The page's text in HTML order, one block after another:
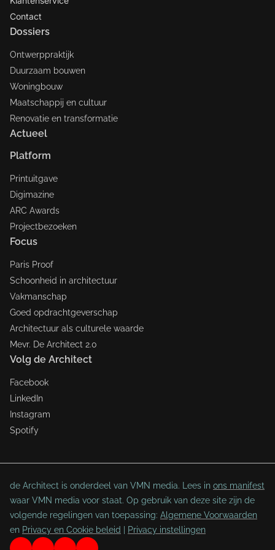
Contact
Dossiers
Ontwerppraktijk
Duurzaam bouwen
Woningbouw
Maatschappij en cultuur
Renovatie en transformatie
Actueel
Platform
Printuitgave
Digimazine
ARC Awards
Projectbezoeken
Focus
Paris Proof
Schoonheid in architectuur
Vakmanschap
Goed opdrachtgeverschap
Architectuur als culturele waarde
Mevr. De Architect 2.0
Volg de Architect
Facebook
LinkedIn
Instagram
Spotify
de Architect is onderdeel van VMN media. Lees in ons manifest
waar VMN media voor staat. Op gebruik van deze site zijn de
volgende regelingen van toepassing: Algemene Voorwaarden
en Privacy en Cookie beleid Privacy instellingen